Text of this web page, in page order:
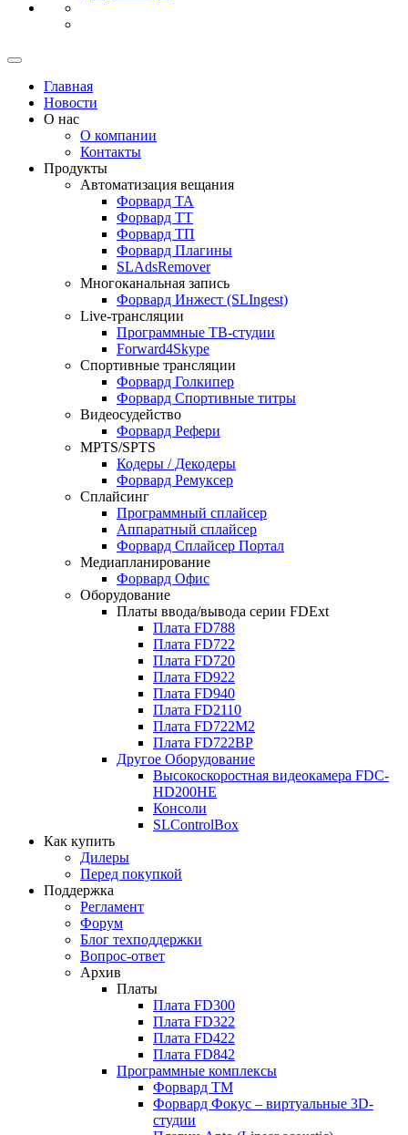
Главная
Новости
О нас
О компании
Контакты
Продукты
Автоматизация вещания
Форвард ТА
Форвард ТТ
Форвард ТП
Форвард Плагины
SLAdsRemover
Многоканальная запись
Форвард Инжест (SLIngest)
Live-трансляции
Программные ТВ-студии
Forward4Skype
Спортивные трансляции
Форвард Голкипер
Форвард Спортивные титры
Видеосудейство
Форвард Рефери
MPTS/SPTS
Кодеры / Декодеры
Форвард Ремуксер
Сплайсинг
Программный сплайсер
Аппаратный сплайсер
Форвард Сплайсер Портал
Медиапланирование
Форвард Офис
Оборудование
Платы ввода/вывода серии FDExt
Плата FD788
Плата FD722
Плата FD720
Плата FD922
Плата FD940
Плата FD2110
Плата FD722M2
Плата FD722BP
Другое Оборудование
Высокоскоростная видеокамера FDC-
HD200HE
Консоли
SLControlBox
Как купить
Дилеры
Перед покупкой
Поддержка
Регламент
Форум
Блог техподдержки
Вопрос-ответ
Архив
Платы
Плата FD300
Плата FD322
Плата FD422
Плата FD842
Программные комплексы
Форвард ТМ
Форвард Фокус – виртуальные 3D-
студии